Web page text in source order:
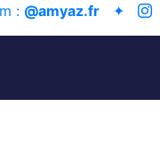
: @amyaz.fr ✦